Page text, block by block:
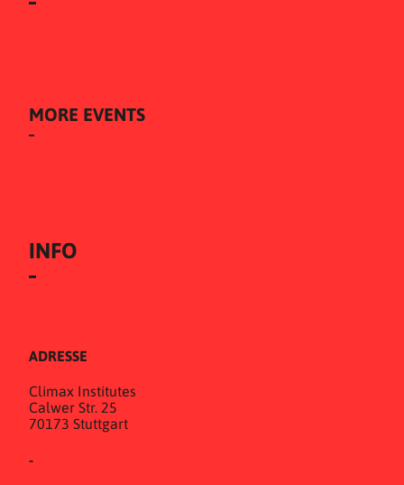
MORE EVENTS
INFO
ADRESSE
Climax Institutes
Calwer Str. 25
70173 Stuttgart
-